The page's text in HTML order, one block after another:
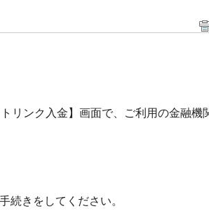
リンク入金】画面で、ご利用の金融機
続きをしてください。